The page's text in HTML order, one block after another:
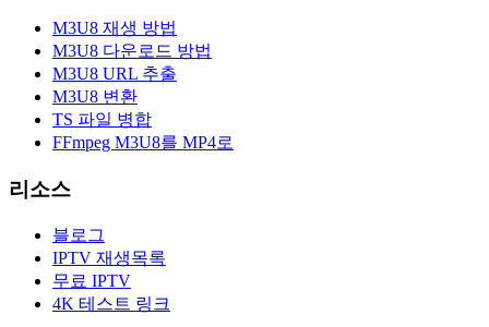
M3U8 재생 방법
M3U8 다운로드 방법
M3U8 URL 추출
M3U8 변환
TS 파일 병합
FFmpeg M3U8를 MP4로
리소스
블로그
IPTV 재생목록
무료 IPTV
4K 테스트 링크